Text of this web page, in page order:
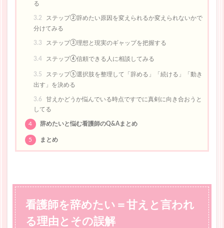
る
3.2
ステップ②辞めたい原因を変えられるか変えられないかで
分けてみる
3.3 ステップ③理想と現実のギャップを把握する
3.4 ステップ④信頼できる人に相談してみる
3.5
ステップ⑤選択肢を整理して「辞める」「続ける」「動き
出す」を決める
3.6
甘えかどうか悩んでいる時点ですでに真剣に向き合おうと
してる
4 辞めたいと悩む看護師のQ&Aまとめ
5 まとめ
看護師を辞めたい＝甘えと言われ
る理由とその誤解